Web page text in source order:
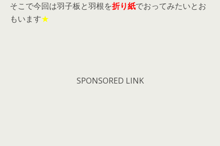
そこで今回は羽子板と羽根を折り紙でおってみたいとお
もいます★
SPONSORED LINK